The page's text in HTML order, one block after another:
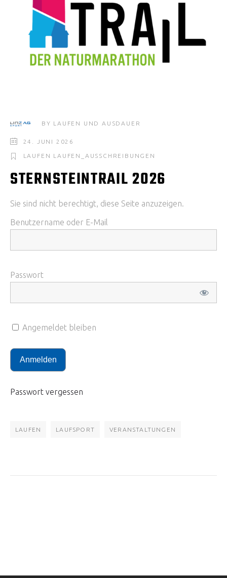
BY LAUFEN UND AUSDAUER
24. JUNI 2026
LAUFEN LAUFEN_AUSSCHREIBUNGEN
STERNSTEINTRAIL 2026
Sie sind nicht berechtigt, diese Seite anzuzeigen.
Benutzername oder E-Mail
Passwort
Angemeldet bleiben
Passwort vergessen
LAUFEN LAUFSPORT VERANSTALTUNGEN